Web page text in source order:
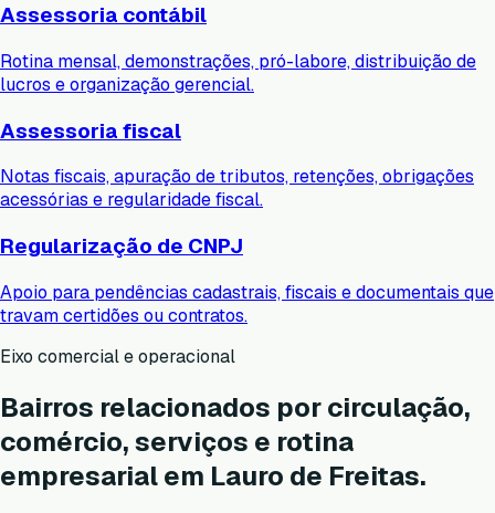
Assessoria contábil
Rotina mensal, demonstrações, pró-labore, distribuição de
lucros e organização gerencial.
Assessoria fiscal
Notas fiscais, apuração de tributos, retenções, obrigações
acessórias e regularidade fiscal.
Regularização de CNPJ
Apoio para pendências cadastrais, fiscais e documentais que
travam certidões ou contratos.
Eixo comercial e operacional
Bairros relacionados por circulação,
comércio, serviços e rotina
empresarial em Lauro de Freitas.